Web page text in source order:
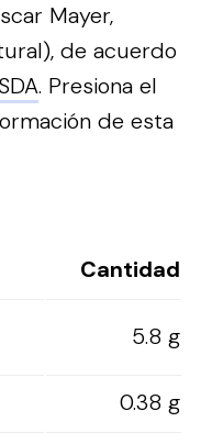
Mayer,
de acuerdo
. Presiona el
de esta
Cantidad
5.8 g
0.38 g